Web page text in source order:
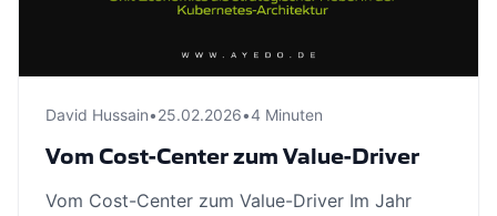
David Hussain•25.02.2026•4 Minuten
Vom Cost-Center zum Value-Driver
Vom Cost-Center zum Value-Driver Im Jahr